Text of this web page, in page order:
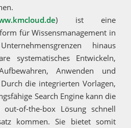
) ist eine
für Wissensmanagement in
hinaus
systematisches Entwickeln,
Anwenden und
die integrierten Vorlagen,
Search Engine kann die
of-the-box Lösung schnell
kommen. Sie bietet somit